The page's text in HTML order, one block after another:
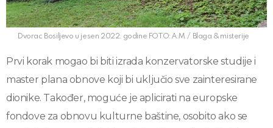
Dvorac Bosiljevo u jesen 2022. godine FOTO: A.M. / Blaga & misterije
Prvi korak mogao bi biti izrada konzervatorske studije i
master plana obnove koji bi uključio sve zainteresirane
dionike. Također, moguće je aplicirati na europske
fondove za obnovu kulturne baštine, osobito ako se